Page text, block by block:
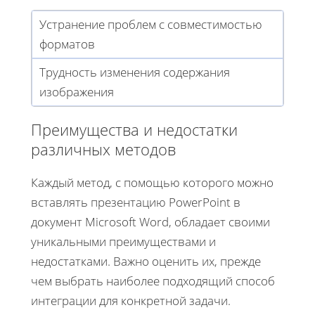
Устранение проблем с совместимостью
форматов
Трудность изменения содержания
изображения
Преимущества и недостатки
различных методов
Каждый метод, с помощью которого можно
вставлять презентацию PowerPoint в
документ Microsoft Word, обладает своими
уникальными преимуществами и
недостатками. Важно оценить их, прежде
чем выбрать наиболее подходящий способ
интеграции для конкретной задачи.